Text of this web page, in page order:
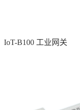
IoT-B100 工业网关